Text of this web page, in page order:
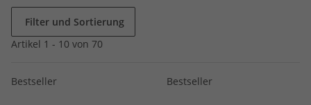
Filter und Sortierung
Artikel 1 - 10 von 70
Bestseller Bestseller